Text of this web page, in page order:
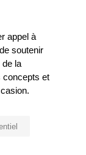
appel à
soutenir
de la
concepts et